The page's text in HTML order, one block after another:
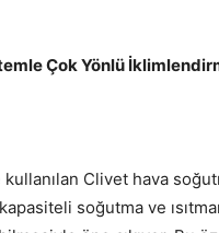
Çok Yönlü
Clivet hava
soğutma ve